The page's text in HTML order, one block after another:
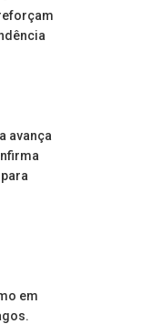
avança
em